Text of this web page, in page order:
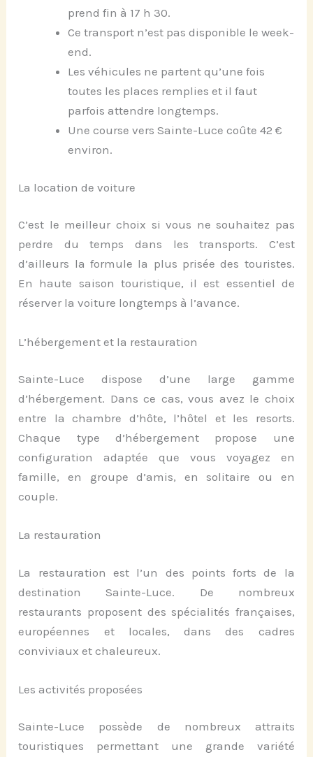
prend fin à 17 h 30.
Ce transport n’est pas disponible le week-
end.
Les véhicules ne partent qu’une fois
toutes les places remplies et il faut
parfois attendre longtemps.
Une course vers Sainte-Luce coûte 42 €
environ.
La location de voiture
C’est le meilleur choix si vous ne souhaitez pas
perdre du temps dans les transports. C’est
d’ailleurs la formule la plus prisée des touristes.
En haute saison touristique, il est essentiel de
réserver la voiture longtemps à l’avance.
L’hébergement et la restauration
Sainte-Luce dispose d’une large gamme
d’hébergement. Dans ce cas, vous avez le choix
entre la chambre d’hôte, l’hôtel et les resorts.
Chaque type d’hébergement propose une
configuration adaptée que vous voyagez en
famille, en groupe d’amis, en solitaire ou en
couple.
La restauration
La restauration est l’un des points forts de la
destination Sainte-Luce. De nombreux
restaurants proposent des spécialités françaises,
européennes et locales, dans des cadres
conviviaux et chaleureux.
Les activités proposées
Sainte-Luce possède de nombreux attraits
touristiques permettant une grande variété